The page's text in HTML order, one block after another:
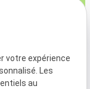
votre expérience
Les
au